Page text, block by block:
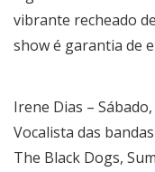
vibrante recheado
show é garantia de
Irene Dias –
Vocalista das
The Black Dogs,